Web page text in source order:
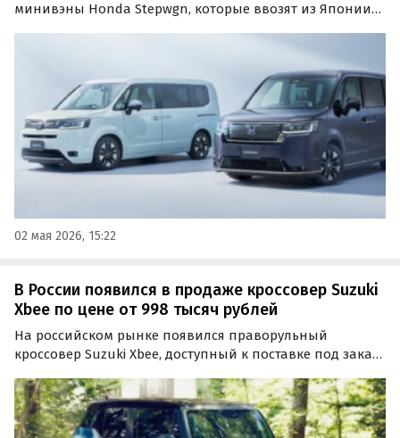
минивэны Honda Stepwgn, которые ввозят из Японии
02 мая 2026, 15:22
В России появился в продаже кроссовер Suzuki
Xbee по цене от 998 тысяч рублей
На российском рынке появился праворульный
кроссовер Suzuki Xbee, доступный к поставке под заказ
широкие возможности трансформации салона и
полный привод, а цены на него на одном из
классифайдов…